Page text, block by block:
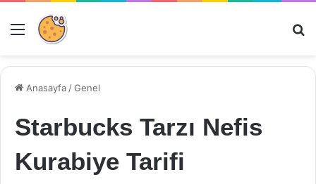
Menü
Anasayfa /Genel
Starbucks Tarzı Nefis
Kurabiye Tarifi